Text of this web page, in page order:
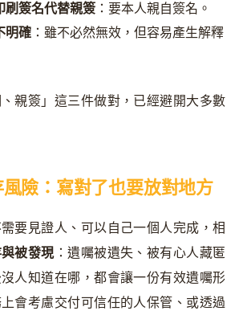
刷簽名代替親簽：要本人親自簽名。
明確：雖不必然無效，但容易產生解釋
親簽」這三件做對，已經避開大多數
風險：寫對了也要放對地方
要見證人、可以自己一個人完成，相
被發現 ：遺囑被遺失、被有心人藏匿
人知道在哪，都會讓一份有效遺囑形
會考慮交付可信任的人保管、或透過